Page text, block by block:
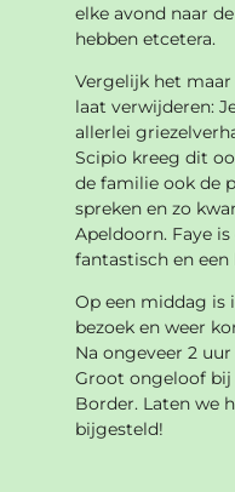
elke avond naar
hebben etcetera.
Vergelijk het
laat verwijderen:
allerlei
Scipio kreeg dit
de familie ook de
spreken en zo
Apeldoorn. Faye
fantastisch en een
Op een middag is
bezoek en weer
Na ongeveer 2
Groot ongeloof
Border. Laten we
bijgesteld!